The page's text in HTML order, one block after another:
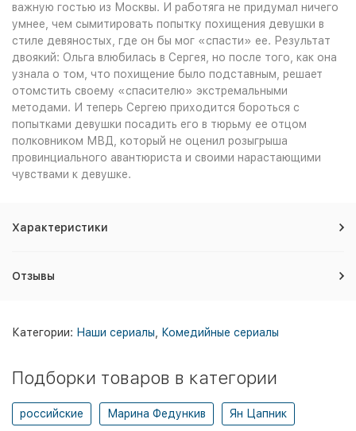
важную гостью из Москвы. И работяга не придумал ничего
умнее, чем сымитировать попытку похищения девушки в
стиле девяностых, где он бы мог «спасти» ее. Результат
двоякий: Ольга влюбилась в Сергея, но после того, как она
узнала о том, что похищение было подставным, решает
отомстить своему «спасителю» экстремальными
методами. И теперь Сергею приходится бороться с
попытками девушки посадить его в тюрьму ее отцом
полковником МВД, который не оценил розыгрыша
провинциального авантюриста и своими нарастающими
чувствами к девушке.
Характеристики
Отзывы
Категории: Наши сериалы Комедийные сериалы
Подборки товаров в категории
российские Марина Федункив Ян Цапник